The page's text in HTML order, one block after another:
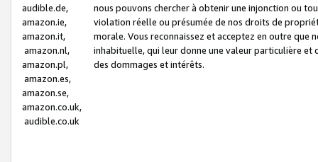
audible.de,
amazon.ie,
amazon.it,
amazon.nl,
amazon.pl,
amazon.es,
amazon.se,
amazon.co.uk,
audible.co.uk
nous pouvons chercher à obtenir une injonction ou
violation réelle ou présumée de nos droits de
morale. Vous reconnaissez et acceptez en outre que
inhabituelle, qui leur donne une valeur particulière
des dommages et intérêts.